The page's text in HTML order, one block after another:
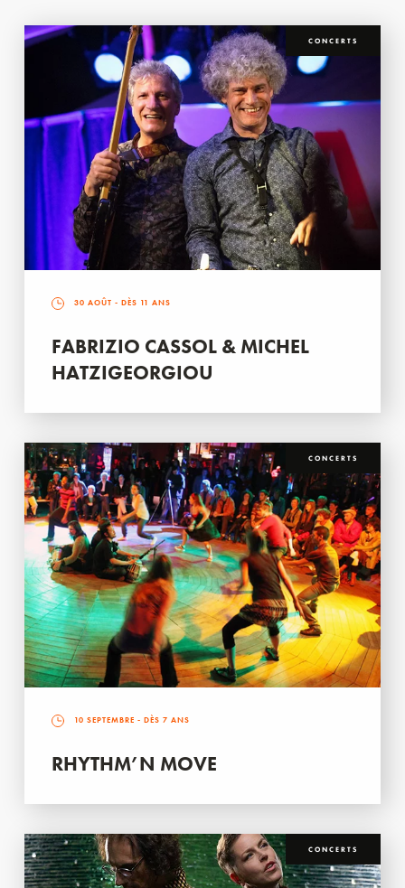
CONCERTS
30 AOÛT - DÈS 11 ANS
FABRIZIO CASSOL & MICHEL
HATZIGEORGIOU
CONCERTS
10 SEPTEMBRE - DÈS 7 ANS
RHYTHM’N MOVE
CONCERTS